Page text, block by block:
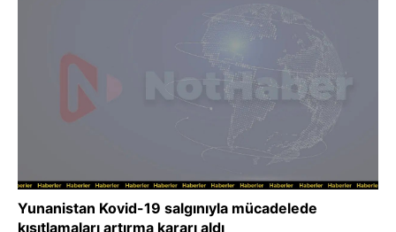
Yunanistan Kovid-19 salgınıyla mücadelede
kısıtlamaları artırma kararı aldı